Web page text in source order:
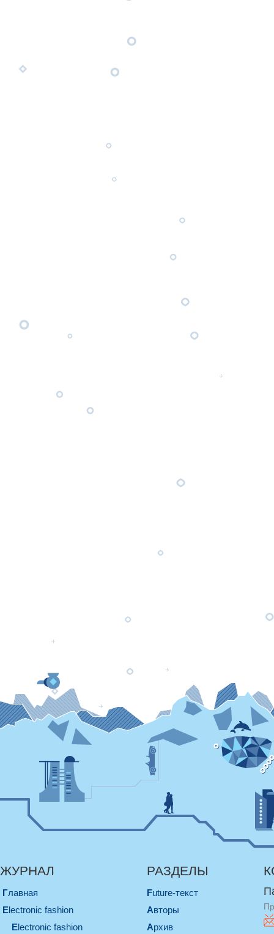
ЖУРНАЛ
Главная
electronic fashion
electronic fashion
РАЗДЕЛЫ
Future-текст
Авторы
Архив